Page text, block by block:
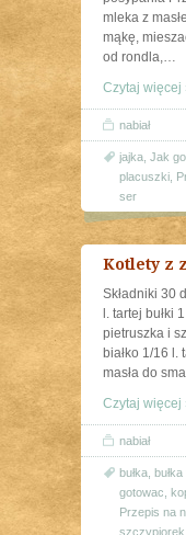
mleka z
mąkę,
od rondla,…
Czytaj więcej
nabiał
jajka Jak
placuszki
ser
Kotlety z
Składniki 30
l. tartej bułki
pietruszka i
białko 1/16 l.
masła do
Czytaj więcej
nabiał
bułka
gotowac
Przepis na
szczypiorek